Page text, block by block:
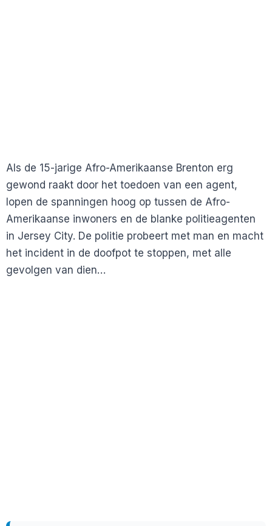
Als de 15-jarige Afro-Amerikaanse Brenton erg
gewond raakt door het toedoen van een agent,
lopen de spanningen hoog op tussen de Afro-
Amerikaanse inwoners en de blanke politieagenten
in Jersey City. De politie probeert met man en macht
het incident in de doofpot te stoppen, met alle
gevolgen van dien…